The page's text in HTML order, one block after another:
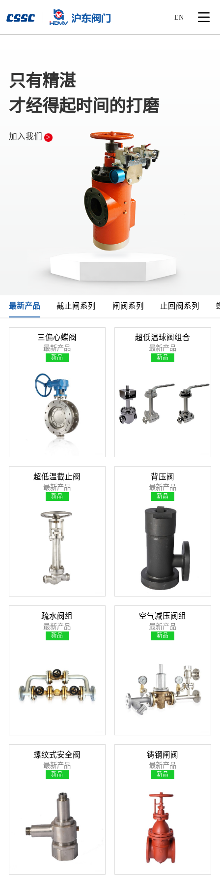
EN
只有精湛
才经得起时间的打磨
加入我们 >
最新产品 截止闸系列 闸阀系列 止回阀系列
三偏心蝶阀
最新产品
新品
超低温球阀组合
最新产品
新品
超低温截止阀
最新产品
新品
背压阀
最新产品
新品
疏水阀组
最新产品
新品
空气减压阀组
最新产品
新品
螺纹式安全阀
最新产品
新品
铸钢闸阀
最新产品
新品